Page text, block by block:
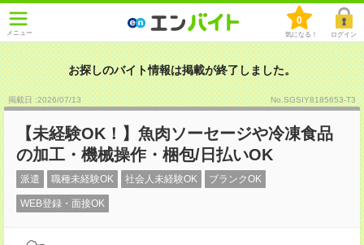
メニュー
0
気になる！ ログイン
お探しのバイト情報は掲載が終了しました。
掲載日 :2026/07/13 No.SGSIY8185653-T3
【未経験OK！】魚肉ソーセージや冷凍食品
の加工・機械操作・梱包/日払いOK
派遣 職種未経験OK 社会人未経験OK ブランクOK
WEB登録・面接OK